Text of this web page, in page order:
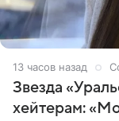
13 часов назад
Звезда
хейтерам: